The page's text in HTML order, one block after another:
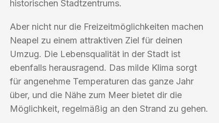
historischen Stadtzentrums.
Aber nicht nur die Freizeitmöglichkeiten machen
Neapel zu einem attraktiven Ziel für deinen
Umzug. Die Lebensqualität in der Stadt ist
ebenfalls herausragend. Das milde Klima sorgt
für angenehme Temperaturen das ganze Jahr
über, und die Nähe zum Meer bietet dir die
Möglichkeit, regelmäßig an den Strand zu gehen.